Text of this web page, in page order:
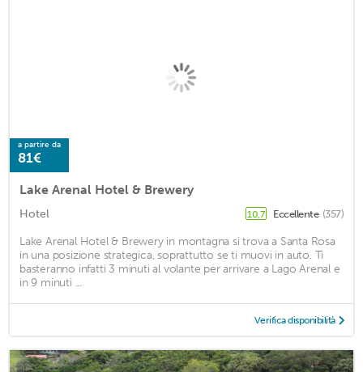
a partire da
81€
Lake Arenal Hotel & Brewery
Hotel 10,7 Eccellente (357)
Lake Arenal Hotel & Brewery in montagna si trova a Santa Rosa
in una posizione strategica, soprattutto se ti muovi in auto. Ti
basteranno infatti 3 minuti al volante per arrivare a Lago Arenal e
in 9 minuti ...
Verifica disponibilità